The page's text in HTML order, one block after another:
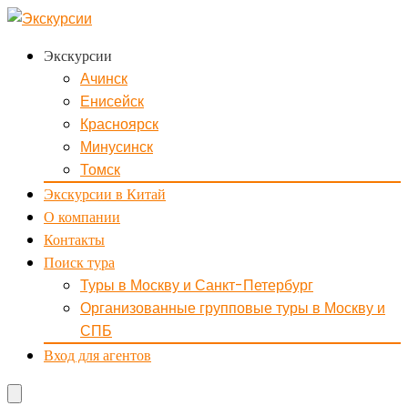
Экскурсии
Ачинск
Енисейск
Красноярск
Минусинск
Томск
Экскурсии в Китай
О компании
Контакты
Поиск тура
Туры в Москву и Санкт-Петербург
Организованные групповые туры в Москву и
СПБ
Вход для агентов